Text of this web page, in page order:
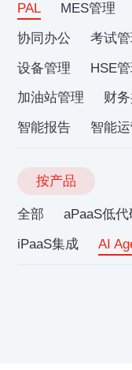
PAL
MES管理
协同办公
考试
设备管理
HSE
加油站管理
财
智能报告
智能
按产品
全部 aPaaS低代
iPaaS集成
AI